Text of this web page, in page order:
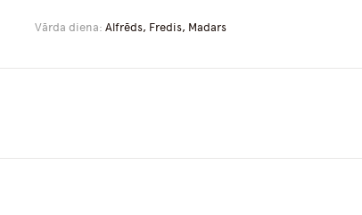
Vārda diena: Alfrēds, Fredis, Madars